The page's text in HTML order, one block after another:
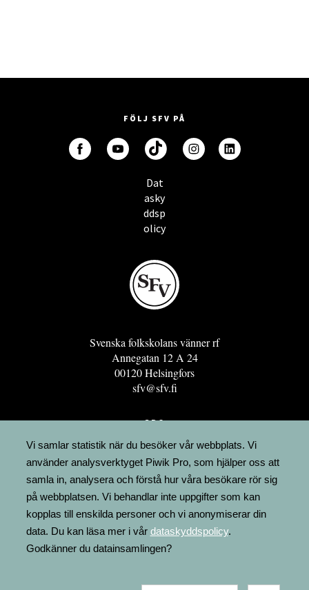
FÖLJ SFV PÅ
Dat
asky
ddsp
olicy
Svenska folkskolans vänner rf
Annegatan 12 A 24
00120 Helsingfors
sfv@sfv.fi
GRO
FÖRENINGSRESURSEN
MINNESRUNOR.FI
UPPSLAGSVERKET FINLAND
LÄGENHETER
FAKTURERING
Vi samlar statistik när du besöker vår webbplats. Vi
använder analysverktyget Piwik Pro, som hjälper oss att
samla in, analysera och förstå hur våra besökare rör sig
på webbplatsen. Vi behandlar inte uppgifter som kan
kopplas till enskilda personer och vi anonymiserar din
data. Du kan läsa mer i vår dataskyddspolicy.
Godkänner du datainsamlingen?